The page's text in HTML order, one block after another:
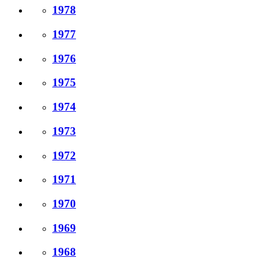
1978
1977
1976
1975
1974
1973
1972
1971
1970
1969
1968